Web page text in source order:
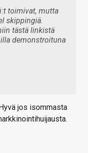
toimivat, mutta
skippingiä.
tästä linkistä
demonstroituna
jos isommasta